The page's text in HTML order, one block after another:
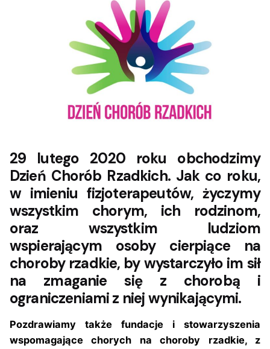
29 lutego 2020 roku obchodzimy
Dzień Chorób Rzadkich. Jak co roku,
w imieniu fizjoterapeutów, życzymy
wszystkim chorym, ich rodzinom,
oraz wszystkim ludziom
wspierającym osoby cierpiące na
choroby rzadkie, by wystarczyło im sił
na zmaganie się z chorobą i
ograniczeniami z niej wynikającymi.
Pozdrawiamy także fundacje i stowarzyszenia
wspomagające chorych na choroby rzadkie, z